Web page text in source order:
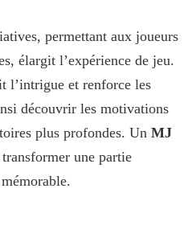
permettant aux joueurs
élargit l’expérience de jeu.
l’intrigue et renforce les
découvrir les motivations
plus profondes. Un MJ
une partie